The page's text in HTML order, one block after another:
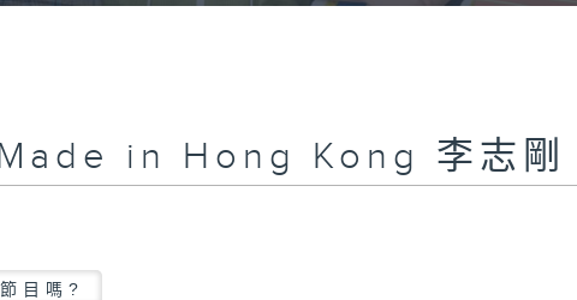
in Hong Kong 李志剛
目嗎?